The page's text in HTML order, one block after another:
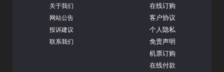
关于我们
网站公告
投诉建议
联系我们
在线订购
客户协议
个人隐私
免责声明
机票订购
在线付款